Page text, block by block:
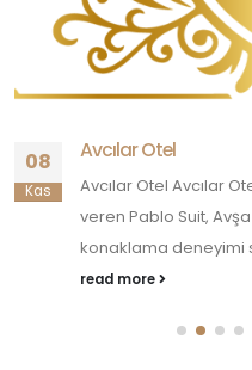
08
Kas
Avcılar Otel
Avcılar Otel Avcılar
veren Pablo Suit,
konaklama deneyimi
read more